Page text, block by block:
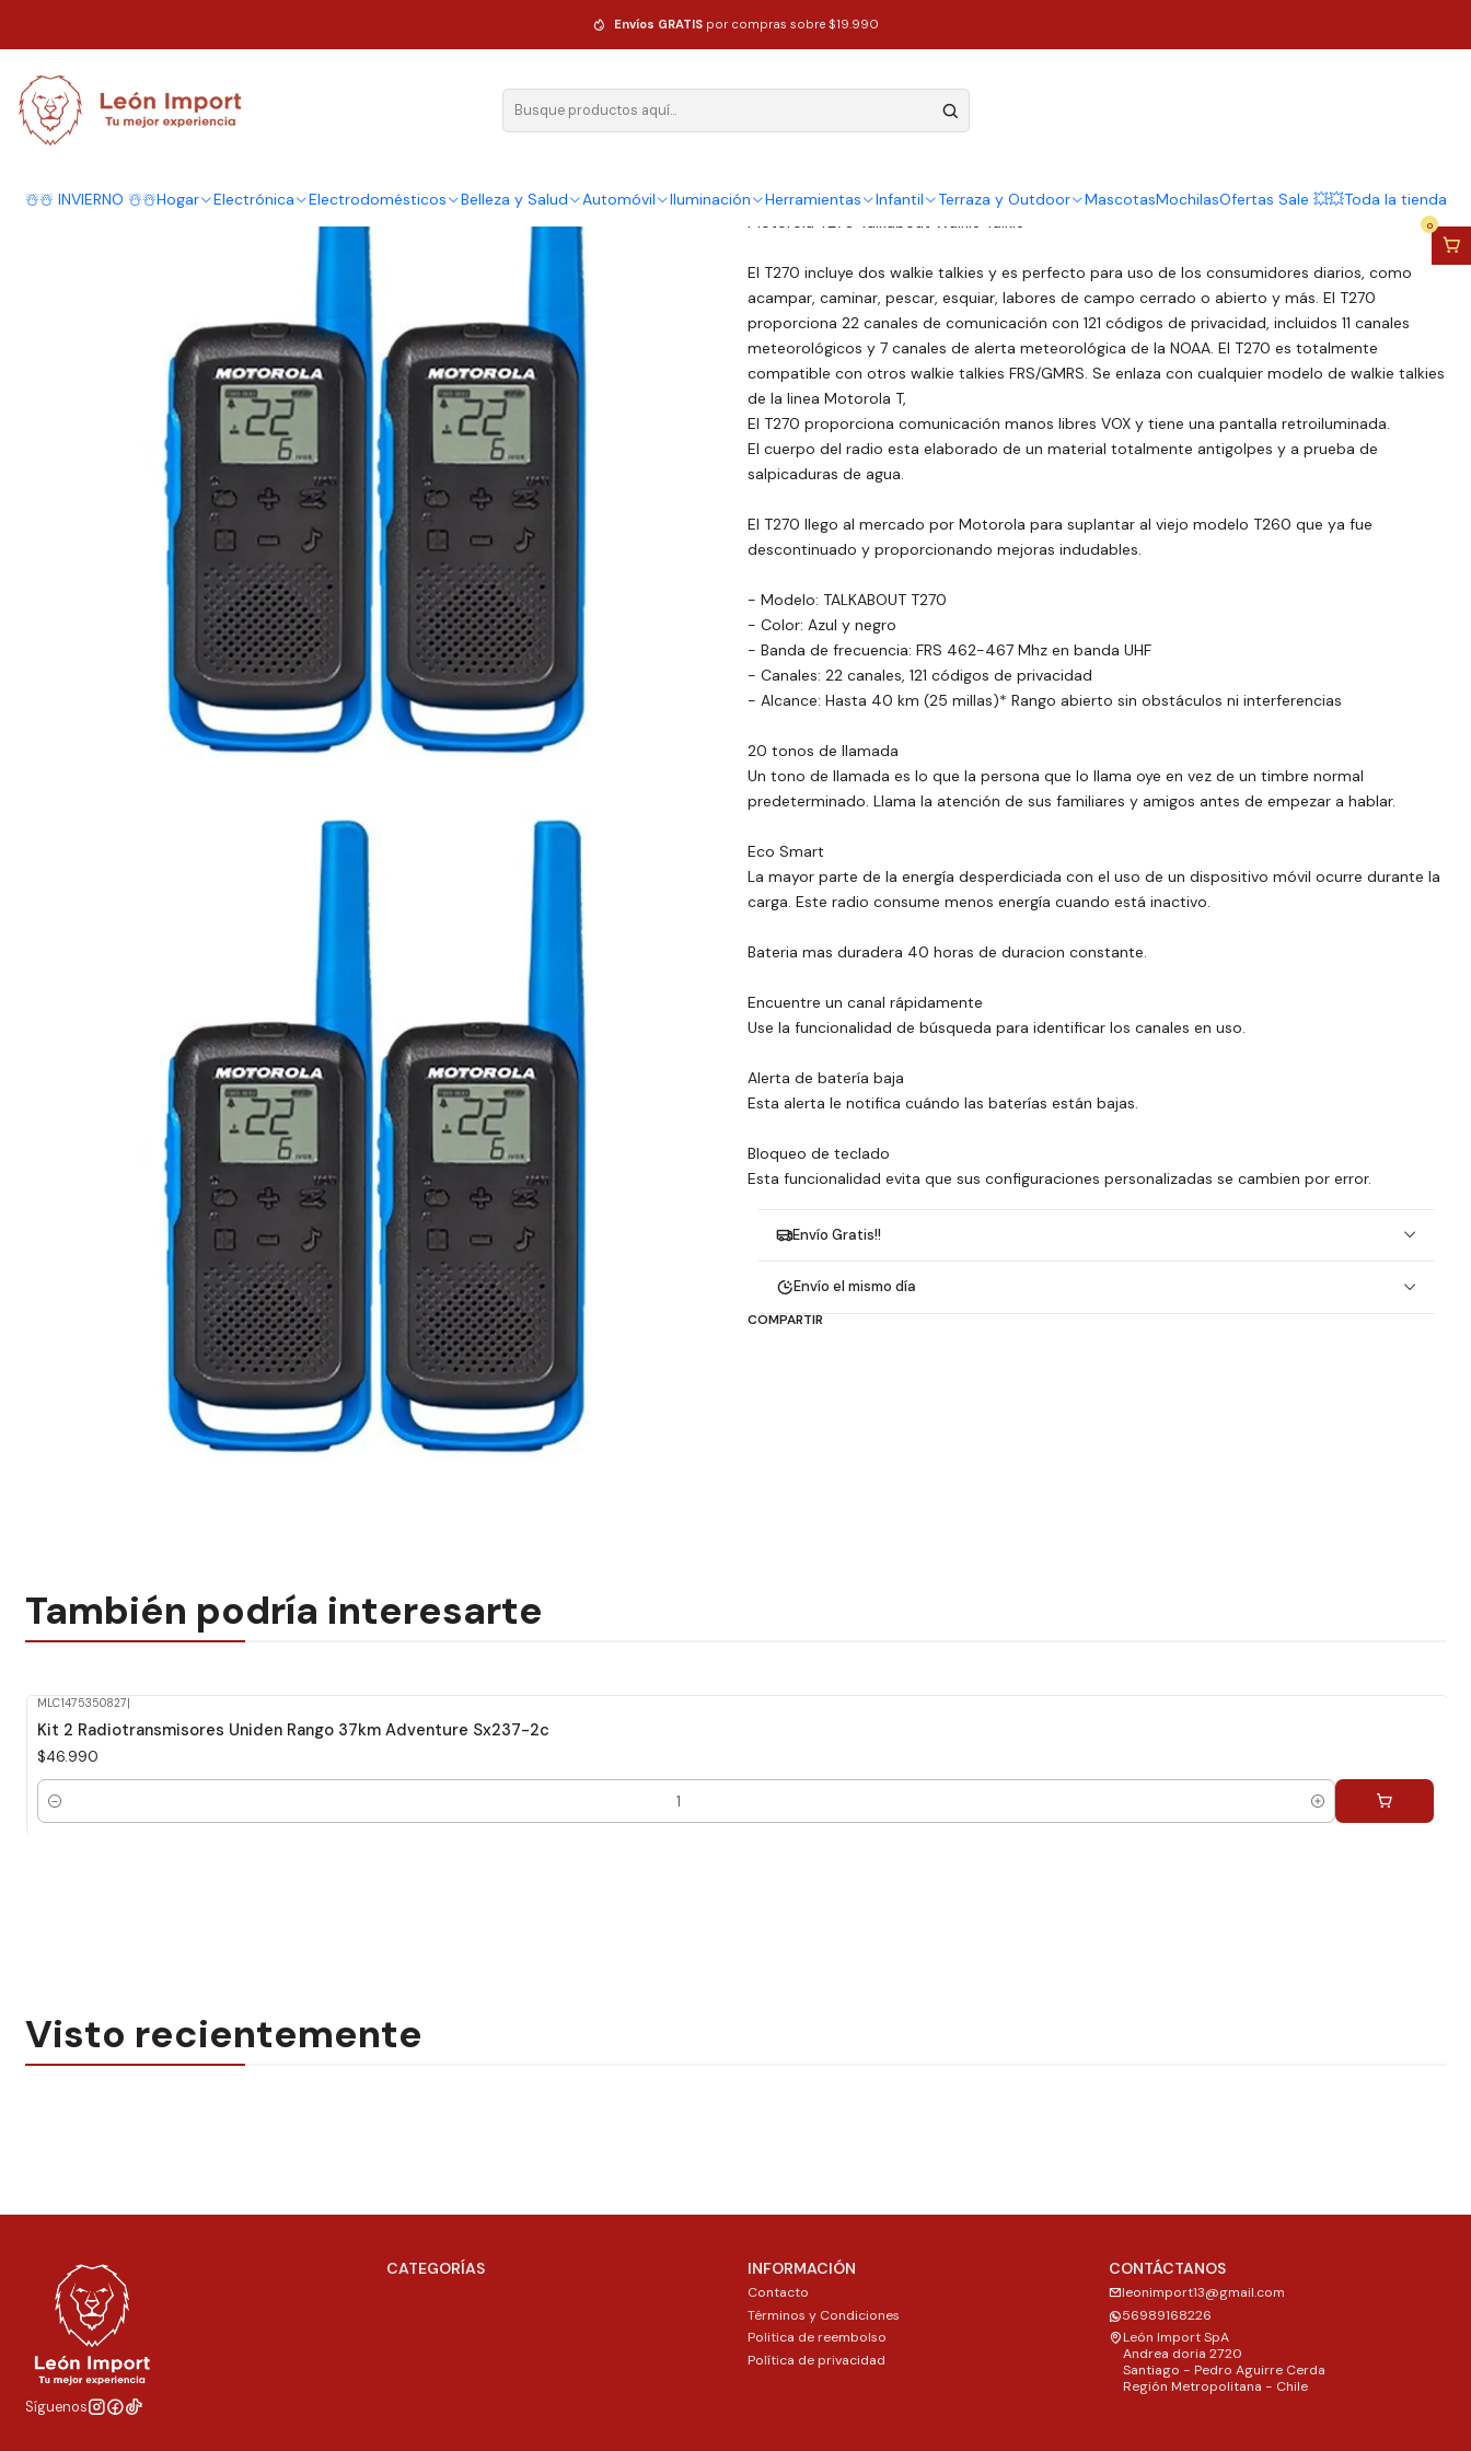
☃️☃️ INVIERNO ☃️☃️Hogar Electrónica Electrodomésticos Belleza y Salud Automóvil Iluminación Herramientas Infantil Terraza y Outdoor MascotasMochilasOfertas Sale 💥💥Toda la tienda
0
Envíos GRATIS por compras sobre $19.990
Radio Handy Walkie Talkie Motorola T270 2 Vías 22ch 40 Km
| Radio Handy Walkie Talkie Motorola
T270 2 Vías 22ch 40 Km
Motorola T270 Talkabout Walkie Talkie
El T270 incluye dos walkie talkies y es perfecto para uso de los consumidores diarios, como
acampar, caminar, pescar, esquiar, labores de campo cerrado o abierto y más. El T270
proporciona 22 canales de comunicación con 121 códigos de privacidad, incluidos 11 canales
meteorológicos y 7 canales de alerta meteorológica de la NOAA. El T270 es totalmente
compatible con otros walkie talkies FRS/GMRS. Se enlaza con cualquier modelo de walkie talkies
de la linea Motorola T,
El T270 proporciona comunicación manos libres VOX y tiene una pantalla retroiluminada.
El cuerpo del radio esta elaborado de un material totalmente antigolpes y a prueba de
salpicaduras de agua.
El T270 llego al mercado por Motorola para suplantar al viejo modelo T260 que ya fue
descontinuado y proporcionando mejoras indudables.
- Modelo: TALKABOUT T270
- Color: Azul y negro
- Banda de frecuencia: FRS 462-467 Mhz en banda UHF
- Canales: 22 canales, 121 códigos de privacidad
- Alcance: Hasta 40 km (25 millas)* Rango abierto sin obstáculos ni interferencias
20 tonos de llamada
Un tono de llamada es lo que la persona que lo llama oye en vez de un timbre normal
predeterminado. Llama la atención de sus familiares y amigos antes de empezar a hablar.
Eco Smart
La mayor parte de la energía desperdiciada con el uso de un dispositivo móvil ocurre durante la
carga. Este radio consume menos energía cuando está inactivo.
Bateria mas duradera 40 horas de duracion constante.
Encuentre un canal rápidamente
Use la funcionalidad de búsqueda para identificar los canales en uso.
Alerta de batería baja
Esta alerta le notifica cuándo las baterías están bajas.
Bloqueo de teclado
Esta funcionalidad evita que sus configuraciones personalizadas se cambien por error.
Envío Gratis!!
Envío el mismo día
COMPARTIR
También podría interesarte
MLC1475350827|
Kit 2 Radiotransmisores Uniden Rango 37km Adventure Sx237-2c
$46.990
Cantidad
Visto recientemente
Síguenos
CATEGORÍAS INFORMACIÓN
Contacto
Términos y Condiciones
Politica de reembolso
Política de privacidad
CONTÁCTANOS
leonimport13@gmail.com
56989168226
León Import SpA
Andrea doria 2720
Santiago - Pedro Aguirre Cerda
Región Metropolitana - Chile